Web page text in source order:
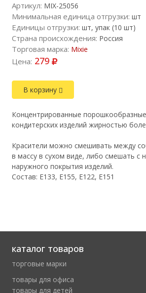
Артикул: MIX-25056
Минимальная единица отгрузки: шт
Единицы отгрузки: шт, упак (10 шт)
Страна происхождения: Россия
Торговая марка: Mixie
Цена: 279
В корзину
Концентрированные
кондитерских изделий жирностью
Красители можно смешивать между
в массу в сухом виде, либо смешать с
наружного покрытия изделий.
Состав: E133, E155, E122, E151
каталог товаров
торговые марки
товары для офиса
товары для детей